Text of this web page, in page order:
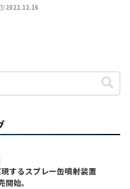
2022.12.16
するスプレー缶噴射装置
開始。